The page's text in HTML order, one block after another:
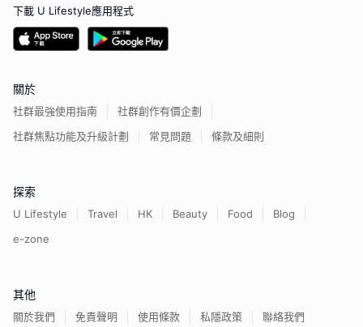
下載 U Lifestyle應用程式
關於
社群最強使用指南
社群創作有價企劃
社群焦點功能及升級計劃
常見問題 條款及細則
探索
U Lifestyle Travel HK Beauty Food
Blog
e-zone
其他
關於我們 免責聲明 使用條款 私隱政策 聯絡我們